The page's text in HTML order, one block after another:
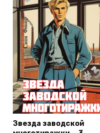
Звезда заводской